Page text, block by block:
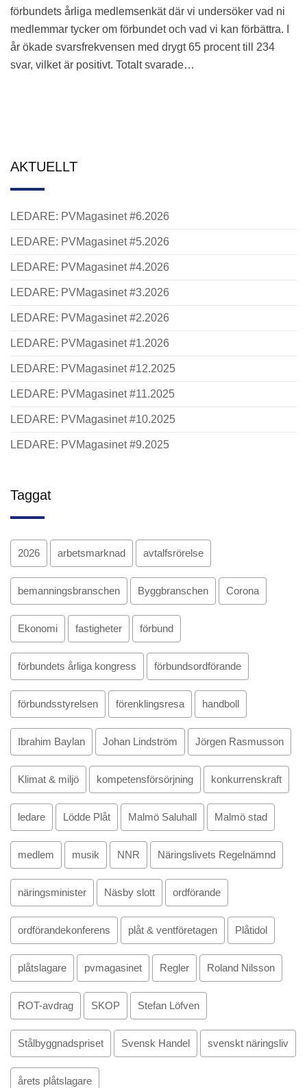
förbundets årliga medlemsenkät där vi undersöker vad ni
medlemmar tycker om förbundet och vad vi kan förbättra. I
år ökade svarsfrekvensen med drygt 65 procent till 234
svar, vilket är positivt. Totalt svarade…
AKTUELLT
LEDARE: PVMagasinet #6.2026
LEDARE: PVMagasinet #5.2026
LEDARE: PVMagasinet #4.2026
LEDARE: PVMagasinet #3.2026
LEDARE: PVMagasinet #2.2026
LEDARE: PVMagasinet #1.2026
LEDARE: PVMagasinet #12.2025
LEDARE: PVMagasinet #11.2025
LEDARE: PVMagasinet #10.2025
LEDARE: PVMagasinet #9.2025
Taggat
2026 arbetsmarknad avtalfsrörelse
bemanningsbranschen Byggbranschen Corona
Ekonomi fastigheter förbund
förbundets årliga kongress förbundsordförande
förbundsstyrelsen förenklingsresa handboll
Ibrahim Baylan Johan Lindström Jörgen Rasmusson
Klimat & miljö kompetensförsörjning konkurrenskraft
ledare Lödde Plåt Malmö Saluhall Malmö stad
medlem musik NNR Näringslivets Regelnämnd
näringsminister Näsby slott ordförande
ordförandekonferens plåt & ventföretagen Plåtidol
plåtslagare pvmagasinet Regler Roland Nilsson
ROT-avdrag SKOP Stefan Löfven
Stålbyggnadspriset Svensk Handel svenskt näringsliv
årets plåtslagare